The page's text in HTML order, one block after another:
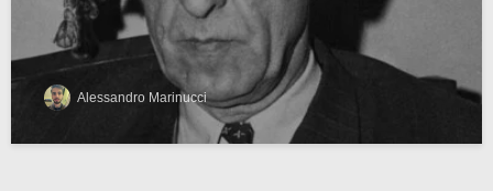
Alessandro Marinucci